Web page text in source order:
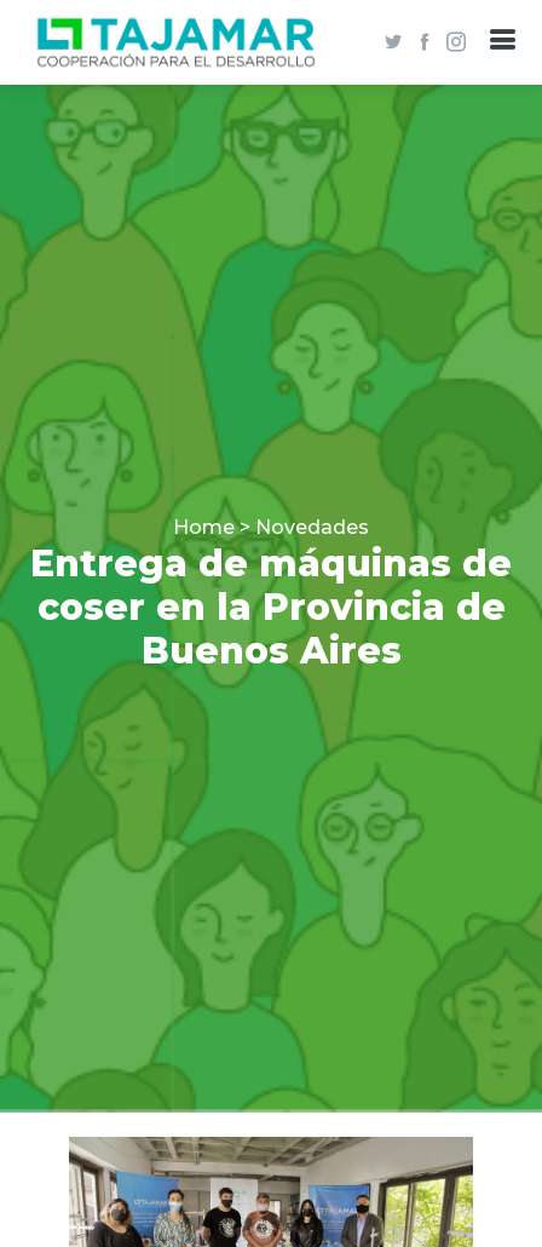
Home > Novedades
Entrega de máquinas de
coser en la Provincia de
Buenos Aires